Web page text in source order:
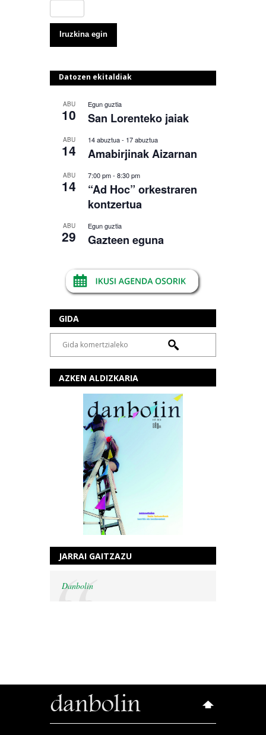
Datozen ekitaldiak
ABU
10
Egun guztia
San Lorenteko jaiak
ABU
14
14 abuztua- 17 abuztua
Amabirjinak Aizarnan
ABU
14
7:00 pm- 8:30 pm
“Ad Hoc” orkestraren
kontzertua
ABU
29
Egun guztia
Gazteen eguna
GIDA
AZKEN ALDIZKARIA
JARRAI GAITZAZU
Danbolin